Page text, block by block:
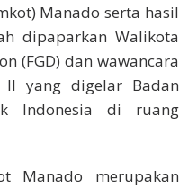
Manado serta hasil
dipaparkan Walikota
(FGD) dan wawancara
II yang digelar Badan
Indonesia di ruang
Manado merupakan